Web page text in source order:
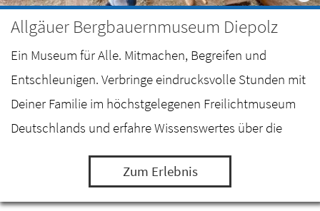
Allgäuer Bergbauernmuseum Diepolz
Ein Museum für Alle. Mitmachen, Begreifen und
Entschleunigen. Verbringe eindrucksvolle Stunden mit
Deiner Familie im höchstgelegenen Freilichtmuseum
Deutschlands und erfahre Wissenswertes über die
Milch- und Alpwirtschaft im Allgäu.
Zum Erlebnis